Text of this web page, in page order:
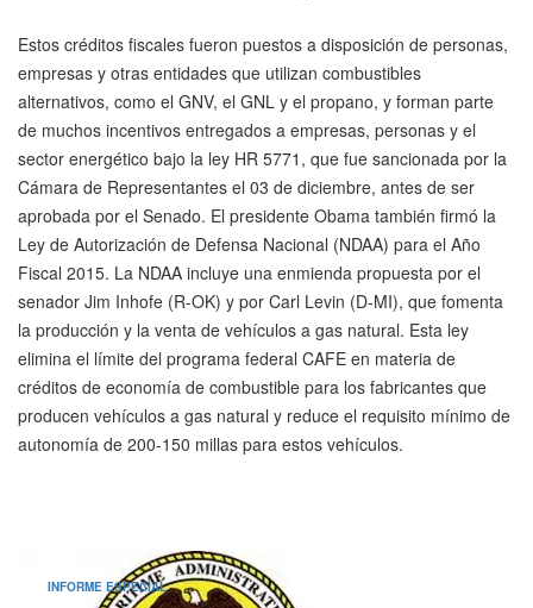
Estos créditos fiscales fueron puestos a disposición de personas,
empresas y otras entidades que utilizan combustibles
alternativos, como el GNV, el GNL y el propano, y forman parte
de muchos incentivos entregados a empresas, personas y el
sector energético bajo la ley HR 5771, que fue sancionada por la
Cámara de Representantes el 03 de diciembre, antes de ser
aprobada por el Senado. El presidente Obama también firmó la
Ley de Autorización de Defensa Nacional (NDAA) para el Año
Fiscal 2015. La NDAA incluye una enmienda propuesta por el
senador Jim Inhofe (R-OK) y por Carl Levin (D-MI), que fomenta
la producción y la venta de vehículos a gas natural. Esta ley
elimina el límite del programa federal CAFE en materia de
créditos de economía de combustible para los fabricantes que
producen vehículos a gas natural y reduce el requisito mínimo de
autonomía de 200-150 millas para estos vehículos.
INFORME ESPECIAL